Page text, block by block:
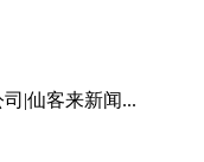
|仙客来新闻...